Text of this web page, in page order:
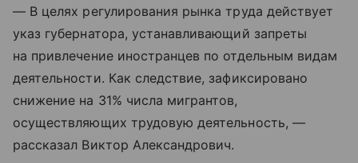
— В целях регулирования рынка труда действует
указ губернатора, устанавливающий запреты
на привлечение иностранцев по отдельным видам
деятельности. Как следствие, зафиксировано
снижение на 31% числа мигрантов,
осуществляющих трудовую деятельность, —
рассказал Виктор Александрович.